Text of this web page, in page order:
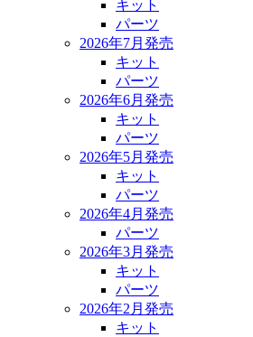
キット
パーツ
2026年7月発売
キット
パーツ
2026年6月発売
キット
パーツ
2026年5月発売
キット
パーツ
2026年4月発売
パーツ
2026年3月発売
キット
パーツ
2026年2月発売
キット